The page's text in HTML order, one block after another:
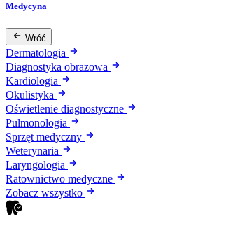
Medycyna
Wróć
Dermatologia
Diagnostyka obrazowa
Kardiologia
Okulistyka
Oświetlenie diagnostyczne
Pulmonologia
Sprzęt medyczny
Weterynaria
Laryngologia
Ratownictwo medyczne
Zobacz wszystko